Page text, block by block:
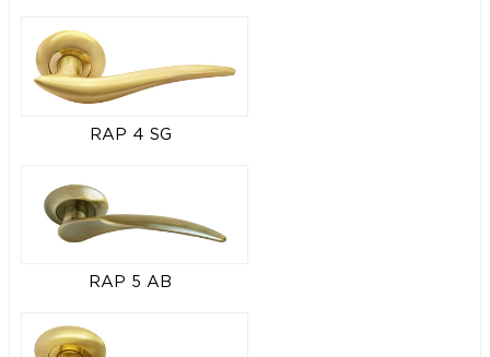
RAP 4 SG
RAP 5 AB